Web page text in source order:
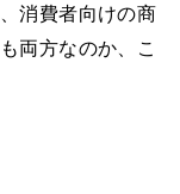
消費者向けの商
両方なのか、こ